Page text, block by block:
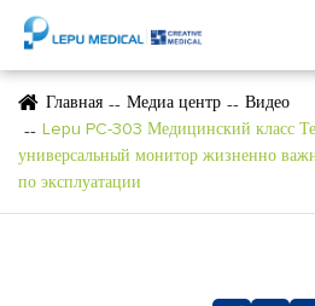
Главная Медиа центр
Видео
Lepu PC-303 Медицинский класс
универсальный монитор жизненно
по эксплуатации